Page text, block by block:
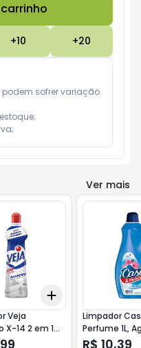
+10 +20
podem sofrer variação
Ver mais
10 10
Add
Veja
X-14 2 em 1
Squeeze
Limpador
Perfume 1L,
R$ 10,39